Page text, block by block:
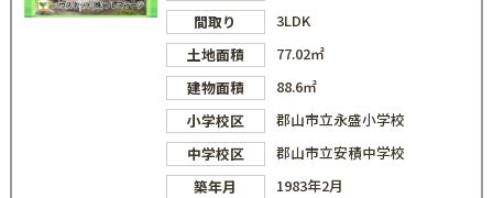
間取り
3LDK
土地面積
77.02㎡
建物面積
88.6㎡
小学校区
郡山市立永盛小学校
中学校区
郡山市立安積中学校
築年月
1983年2月